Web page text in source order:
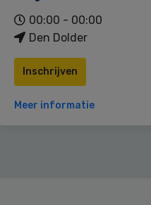
00:00 - 00:00
Den Dolder
Inschrijven
Meer informatie